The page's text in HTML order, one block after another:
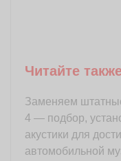
Читайте
Заменяем
4 — подбор,
акустики для
автомобильной